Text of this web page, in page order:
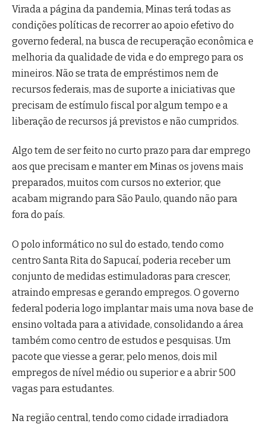
Virada a página da pandemia, Minas terá todas as
condições políticas de recorrer ao apoio efetivo do
governo federal, na busca de recuperação econômica e
melhoria da qualidade de vida e do emprego para os
mineiros. Não se trata de empréstimos nem de
recursos federais, mas de suporte a iniciativas que
precisam de estímulo fiscal por algum tempo e a
liberação de recursos já previstos e não cumpridos.
Algo tem de ser feito no curto prazo para dar emprego
aos que precisam e manter em Minas os jovens mais
preparados, muitos com cursos no exterior, que
acabam migrando para São Paulo, quando não para
fora do país.
O polo informático no sul do estado, tendo como
centro Santa Rita do Sapucaí, poderia receber um
conjunto de medidas estimuladoras para crescer,
atraindo empresas e gerando empregos. O governo
federal poderia logo implantar mais uma nova base de
ensino voltada para a atividade, consolidando a área
também como centro de estudos e pesquisas. Um
pacote que viesse a gerar, pelo menos, dois mil
empregos de nível médio ou superior e a abrir 500
vagas para estudantes.
Na região central, tendo como cidade irradiadora